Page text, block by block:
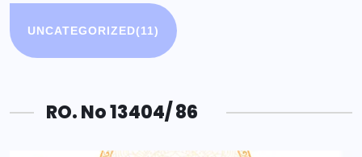
UNCATEGORIZED(11)
RO. No 13404/ 86